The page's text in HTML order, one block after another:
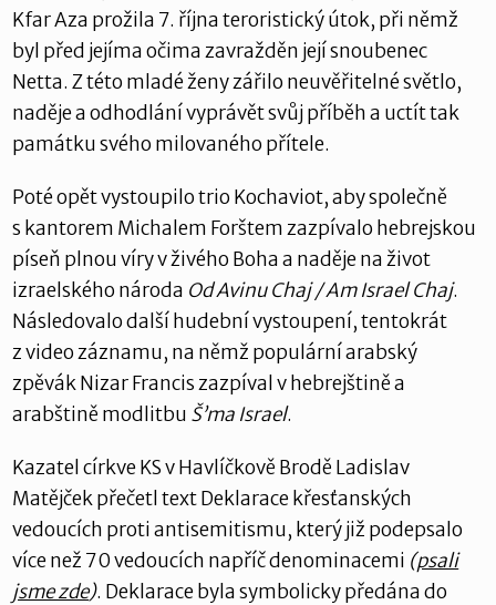
Kfar Aza prožila 7. října teroristický útok, při němž
byl před jejíma očima zavražděn její snoubenec
Netta. Z této mladé ženy zářilo neuvěřitelné světlo,
naděje a odhodlání vyprávět svůj příběh a uctít tak
památku svého milovaného přítele.
Poté opět vystoupilo trio Kochaviot, aby společně
s kantorem Michalem Forštem zazpívalo hebrejskou
píseň plnou víry v živého Boha a naděje na život
izraelského národa Od Avinu Chaj / Am Israel Chaj.
Následovalo další hudební vystoupení, tentokrát
z video záznamu, na němž populární arabský
zpěvák Nizar Francis zazpíval v hebrejštině a
arabštině modlitbu Š’ma Israel.
Kazatel církve KS v Havlíčkově Brodě Ladislav
Matějček přečetl text Deklarace křesťanských
vedoucích proti antisemitismu, který již podepsalo
více než 70 vedoucích napříč denominacemi (psali
jsme zde). Deklarace byla symbolicky předána do